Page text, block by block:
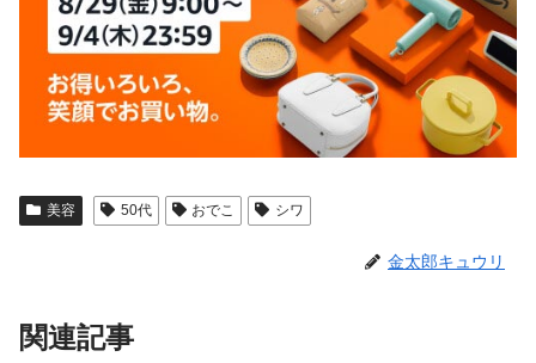
美容 50代 おでこ シワ
金太郎キュウリ
関連記事